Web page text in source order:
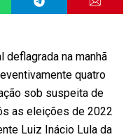
deflagrada na manhã
quatro
sob suspeita de
as eleições de 2022
Luiz Inácio Lula da